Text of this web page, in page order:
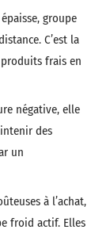
groupe
C’est la
frais en
négative, elle
des
un
à l’achat,
froid actif. Elles